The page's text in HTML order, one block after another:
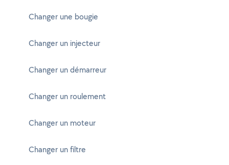
Changer une bougie
Changer un injecteur
Changer un démarreur
Changer un roulement
Changer un moteur
Changer un filtre